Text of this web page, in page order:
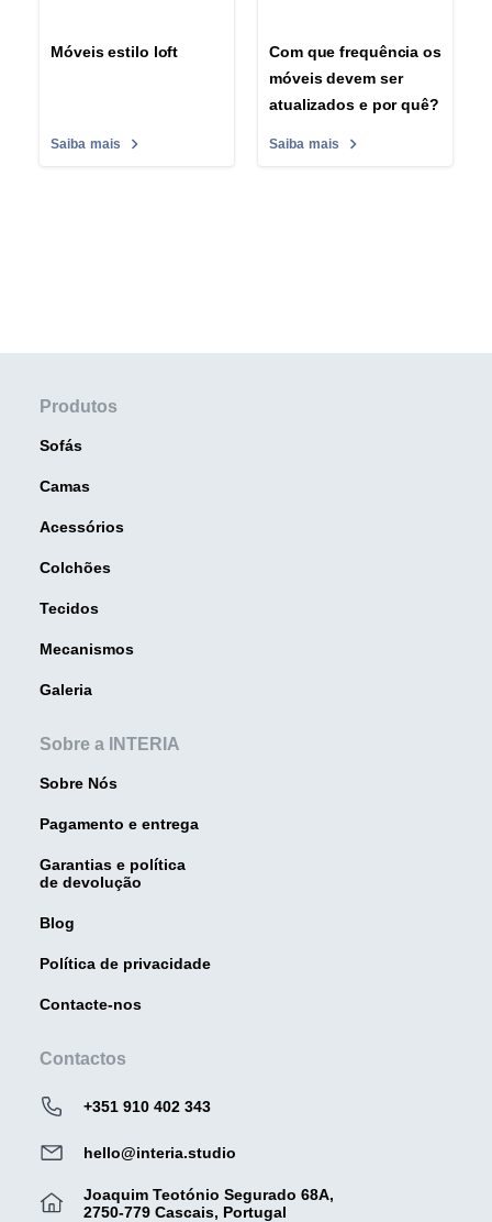
Móveis estilo loft
Saiba mais
Com que frequência os
móveis devem ser
atualizados e por quê?
Saiba mais
Produtos
Sofás
Camas
Acessórios
Colchões
Tecidos
Mecanismos
Galeria
Sobre a INTERIA
Sobre Nós
Pagamento e entrega
Garantias e política
de devolução
Blog
Política de privacidade
Contacte-nos
Contactos
+351 910 402 343
hello@interia.studio
Joaquim Teotónio Segurado 68A,
2750-779 Cascais, Portugal